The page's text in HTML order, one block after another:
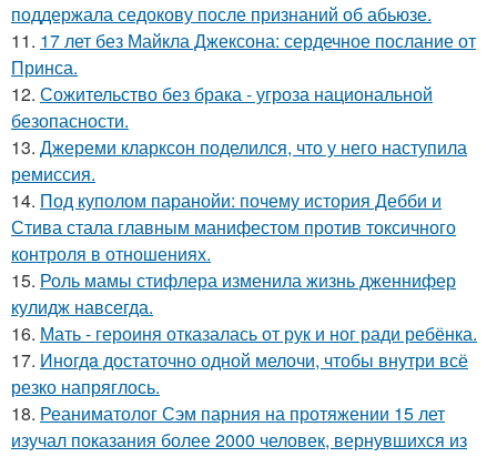
поддержала седокову после признаний об абьюзе.
11. 17 лет без Майкла Джексона: сердечное послание от
Принса.
12. Сожительство без брака - угроза национальной
безопасности.
13. Джереми кларксон поделился, что у него наступила
ремиссия.
14. Под куполом паранойи: почему история Дебби и
Стива стала главным манифестом против токсичного
контроля в отношениях.
15. Роль мамы стифлера изменила жизнь дженнифер
кулидж навсегда.
16. Мать - героиня отказалась от рук и ног ради ребёнка.
17. Инoгдa достаточно одной мелочи, чтобы внутри всё
резко напряглось.
18. Реаниматолог Сэм парния на протяжении 15 лет
изучал показания более 2000 человек, вернувшихся из